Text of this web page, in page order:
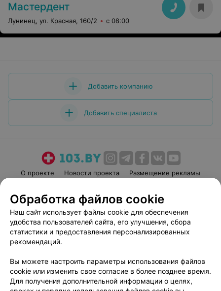
Мастердент
Лунинец, ул. Красная, 160/2 с 08:00
Добавить компанию
Добавить специалиста
О проекте Новости проекта
Размещение рекламы
Пользовательское соглашение
Способы оплаты
Вакансии
Партнеры
Написать руководителю 103.by
Обработка персональных данных
Обработка файлов cookie
Наш сайт использует файлы cookie для обеспечения
удобства пользователей сайта, его улучшения, сбора
статистики и предоставления персонализированных
рекомендаций.
Вы можете настроить параметры использования файлов
cookie или изменить свое согласие в более позднее время.
Для получения дополнительной информации о целях,